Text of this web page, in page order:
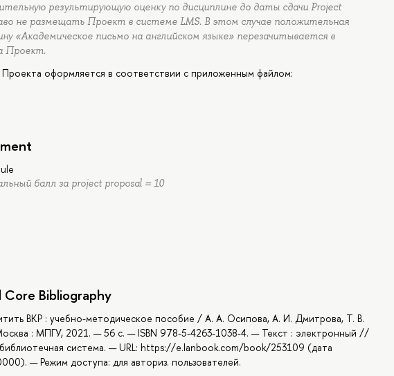
результирующую оценку по дисциплине до даты сдачи Project
не размещать Проект в системе LMS. В этом случае положительная
«Академическое письмо на английском языке» перезачитывается в
Проект.
Проекта оформляется в соответствии с приложенным файлом:
балл за project proposal = 10
Core Bibliography
ВКР : учебно-методическое пособие / А. А. Осипова, А. И. Дмитрова, Т. В.
: МПГУ, 2021. — 56 с. — ISBN 978-5-4263-1038-4. — Текст : электронный //
система. — URL: https://e.lanbook.com/book/253109 (дата
— Режим доступа: для авториз. пользователей.